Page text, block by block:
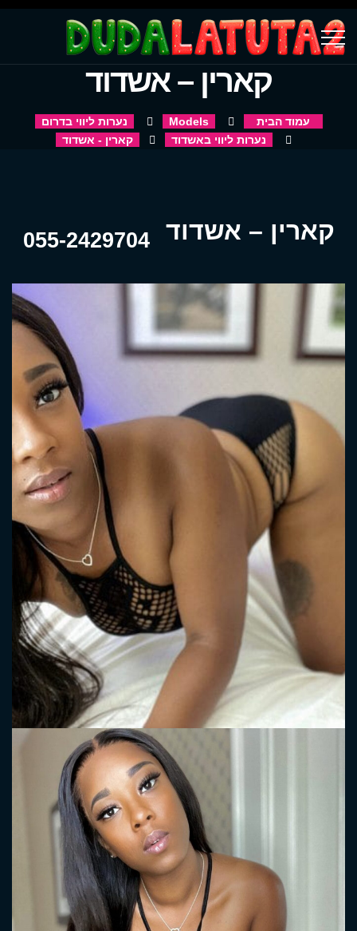
קארין – אשדוד
עמוד הבית Models
נערות ליווי בדרום
נערות ליווי באשדוד
קארין - אשדוד
קארין – אשדוד 055-2429704